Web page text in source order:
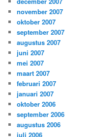
november 2007
oktober 2007
september 2007
augustus 2007
juni 2007
mei 2007
maart 2007
februari 2007
januari 2007
oktober 2006
september 2006
augustus 2006
juli 2006